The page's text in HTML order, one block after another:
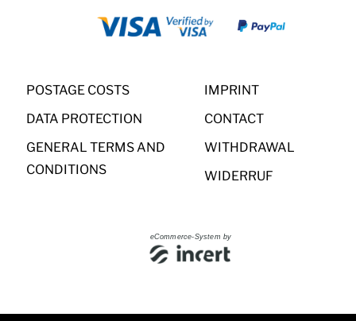
POSTAGE COSTS
DATA PROTECTION
GENERAL TERMS AND
CONDITIONS
IMPRINT
CONTACT
WITHDRAWAL
WIDERRUF
eCommerce-System by